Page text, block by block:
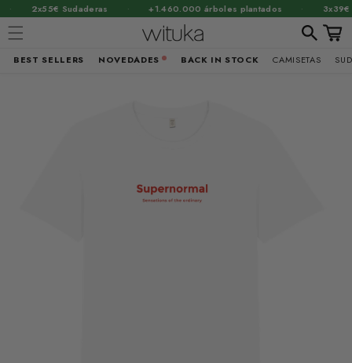
2x55€ Sudaderas +1.460.000 árboles plantados 3x39€
BEST SELLERS NOVEDADES BACK IN STOCK CAMISETAS